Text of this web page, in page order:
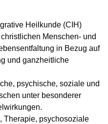
Heilkunde (CIH)
Menschen- und
in Bezug auf
und ganzheitliche
psychische, soziale und
unter besonderer
Therapie, psychosoziale